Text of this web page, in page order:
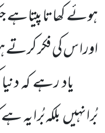
ہوئے کھاتا پیتاہے
اورا س کی فکر
یاد رہے کہ
بُرانہیں بلکہ بُرا یہ